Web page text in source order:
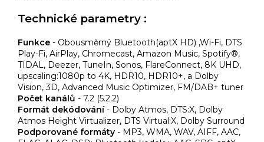
Technické parametry :
Funkce - Obousměrný Bluetooth(aptX HD) ,Wi-Fi, DTS
Play-Fi, AirPlay, Chromecast, Amazon Music, Spotify®,
TIDAL, Deezer, TuneIn, Sonos, FlareConnect, 8K UHD,
upscaling:1080p to 4K, HDR10, HDR10+, a Dolby
Vision, 3D, Advanced Music Optimizer, FM/DAB+ tuner
Počet kanálů - 7.2 (5.2.2)
Formát dekódování- Dolby Atmos, DTS:X, Dolby
Atmos Height Virtualizer, DTS Virtual:X, Dolby Surround
Podporované formáty - MP3, WMA, WAV, AIFF, AAC,